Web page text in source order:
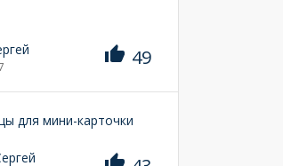
49
для мини-карточки